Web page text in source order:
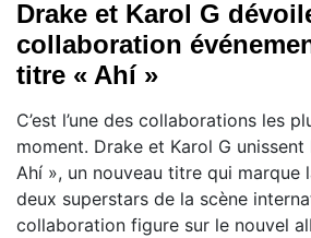
Drake et Karol G
collaboration
titre « Ahí »
C’est l’une des collaborations les
moment. Drake et Karol G unissent
Ahí », un nouveau titre qui marque
deux superstars de la scène
collaboration figure sur le nouvel